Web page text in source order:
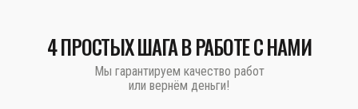
4 ПРОСТЫХ ШАГА В РАБОТЕ С НАМИ
Мы гарантируем качество работ
или вернём деньги!